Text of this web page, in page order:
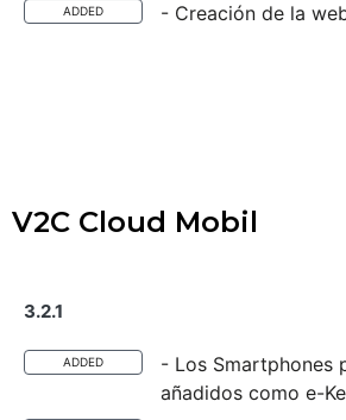
ADDED - Creación de la
V2C Cloud Mobil
3.2.1
ADDED
- Los Smartphones
añadidos como e-